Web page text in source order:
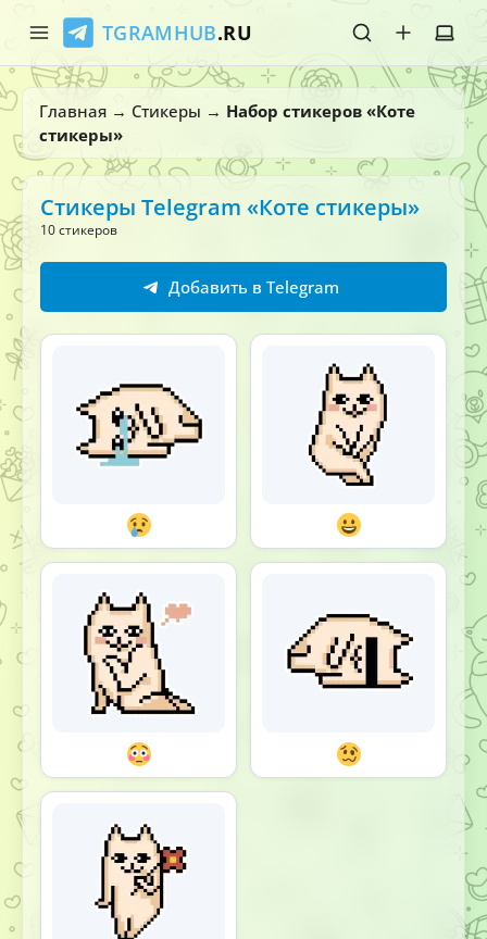
TGRAMHUB.RU
Главная
Стикеры
Главная → Стикеры → Набор стикеров «Коте
стикеры»
Стикеры Telegram «Коте стикеры»
10 стикеров
Добавить в Telegram